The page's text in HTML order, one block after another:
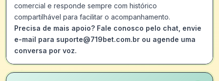
comercial e responde sempre com histórico
compartilhável para facilitar o acompanhamento.
Precisa de mais apoio? Fale conosco pelo chat, envie
e-mail para suporte@719bet.com.br ou agende uma
conversa por voz.